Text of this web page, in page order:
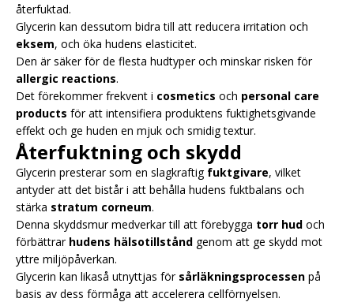
återfuktad.
Glycerin kan dessutom bidra till att reducera irritation och
eksem, och öka hudens elasticitet.
Den är säker för de flesta hudtyper och minskar risken för
allergic reactions.
Det förekommer frekvent i cosmetics och personal care
products för att intensifiera produktens fuktighetsgivande
effekt och ge huden en mjuk och smidig textur.
Återfuktning och skydd
Glycerin presterar som en slagkraftig fuktgivare, vilket
antyder att det bistår i att behålla hudens fuktbalans och
stärka stratum corneum.
Denna skyddsmur medverkar till att förebygga torr hud och
förbättrar hudens hälsotillstånd genom att ge skydd mot
yttre miljöpåverkan.
Glycerin kan likaså utnyttjas för sårläkningsprocessen på
basis av dess förmåga att accelerera cellförnyelsen.